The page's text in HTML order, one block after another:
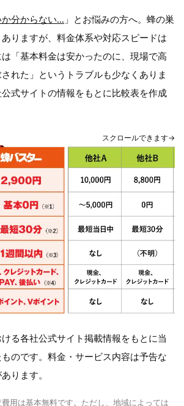
分からない… 」とお悩みの方へ。蜂の巣
りますが、料金体系や対応スピードは
「基本料金は安かったのに、現場で高
れた」というトラブルも少なくありま
式サイトの情報をもとに比較表を作成
スクロールできます→
る各社公式サイト掲載情報をもとに当
のです。料金・サービス内容は予告な
ります。
用は基本無料です。ただし、地域によっては